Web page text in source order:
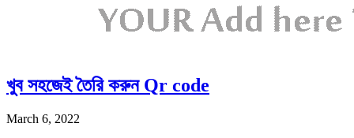
খুব সহজেই তৈরি করুন Qr code
March 6, 2022